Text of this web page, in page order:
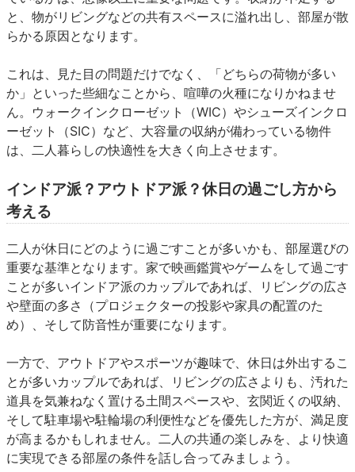
と、物がリビングなどの共有スペースに溢れ出し、部屋が散
らかる原因となります。
これは、見た目の問題だけでなく、「どちらの荷物が多い
か」といった些細なことから、喧嘩の火種になりかねませ
ん。ウォークインクローゼット（WIC）やシューズインクロ
ーゼット（SIC）など、大容量の収納が備わっている物件
は、二人暮らしの快適性を大きく向上させます。
インドア派？アウトドア派？休日の過ごし方から
考える
二人が休日にどのように過ごすことが多いかも、部屋選びの
重要な基準となります。家で映画鑑賞やゲームをして過ごす
ことが多いインドア派のカップルであれば、リビングの広さ
や壁面の多さ（プロジェクターの投影や家具の配置のた
め）、そして防音性が重要になります。
一方で、アウトドアやスポーツが趣味で、休日は外出するこ
とが多いカップルであれば、リビングの広さよりも、汚れた
道具を気兼ねなく置ける土間スペースや、玄関近くの収納、
そして駐車場や駐輪場の利便性などを優先した方が、満足度
が高まるかもしれません。二人の共通の楽しみを、より快適
に実現できる部屋の条件を話し合ってみましょう。